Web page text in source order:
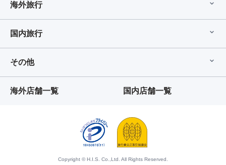
海外旅行
国内旅行
その他
海外店舗一覧 国内店舗一覧
Copyright © H.I.S. Co.,Ltd. All Rights Reserved.